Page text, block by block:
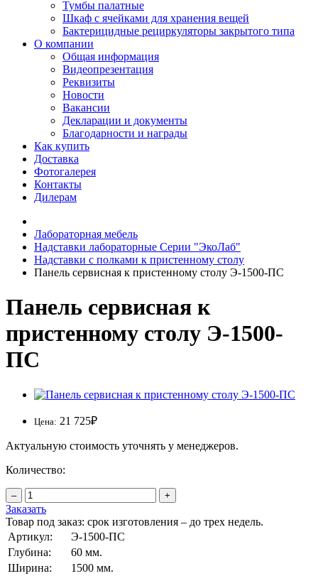
Тумбы палатные
Шкаф с ячейками для хранения вещей
Бактерицидные рециркуляторы закрытого типа
О компании
Общая информация
Видеопрезентация
Реквизиты
Новости
Вакансии
Декларации и документы
Благодарности и награды
Как купить
Доставка
Фотогалерея
Контакты
Дилерам
Лабораторная мебель
Надставки лабораторные Серии "ЭкоЛаб"
Надставки с полками к пристенному столу
Панель сервисная к пристенному столу Э-1500-ПС
Панель сервисная к
пристенному столу Э-1500-
ПС
Цена: 21 725₽
Актуальную стоимость уточнять у менеджеров.
Количество:
– +
Заказать
Товар под заказ: срок изготовления – до трех недель.
Артикул:
Э-1500-ПС
Глубина:
60 мм.
Ширина:
1500 мм.